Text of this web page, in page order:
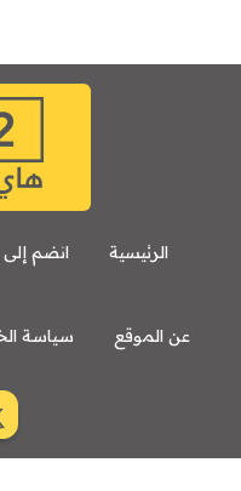
الرئيسية انضم
عن الموقع سياسة